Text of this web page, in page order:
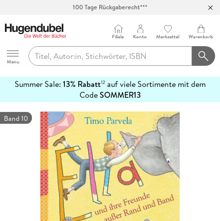
100 Tage Rückgaberecht***
Hugendubel
Menu
Filiale Konto Merkzettel Warenkorb
Summer Sale: 13% Rabatt12auf viele Sortimente mit dem
CodeSOMMER13
erfahren
Band 10